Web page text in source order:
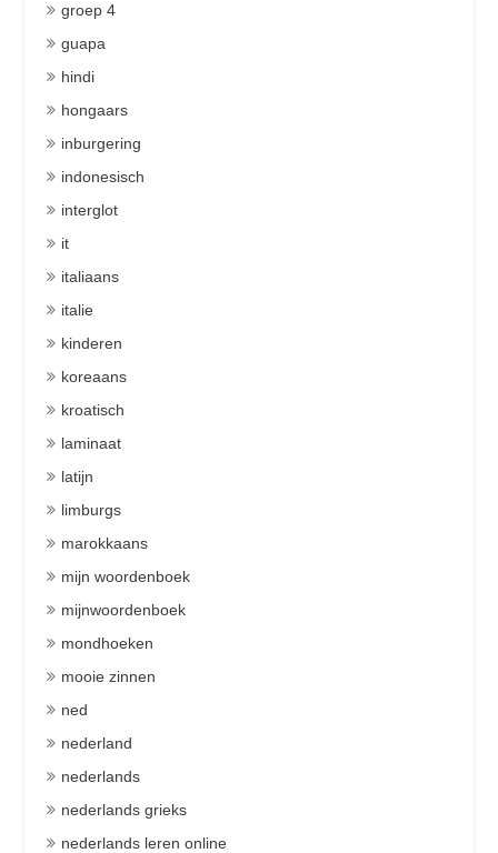
groep 4
guapa
hindi
hongaars
inburgering
indonesisch
interglot
it
italiaans
italie
kinderen
koreaans
kroatisch
laminaat
latijn
limburgs
marokkaans
mijn woordenboek
mijnwoordenboek
mondhoeken
mooie zinnen
ned
nederland
nederlands
nederlands grieks
nederlands leren online